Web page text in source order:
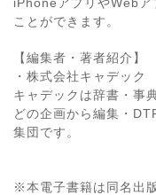
ことができます。
【編集者・著者紹介】
・株式会社キャデック
キャデックは辞書・事
どの企画から編集・
集団です。
※本電子書籍は同名出